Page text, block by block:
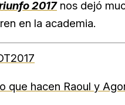
2017nos dejó
en la academia.
que hacen Raoul y